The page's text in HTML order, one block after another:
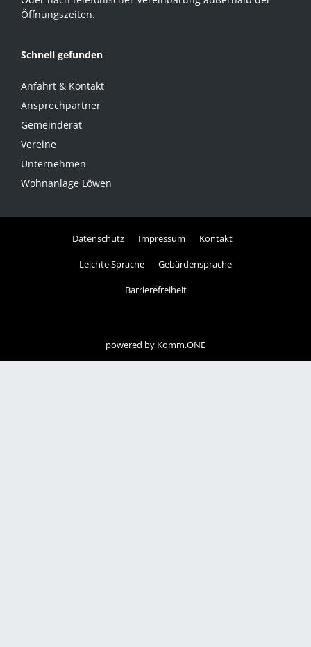
Öffnungszeiten.
Schnell gefunden
Anfahrt & Kontakt
Ansprechpartner
Gemeinderat
Vereine
Unternehmen
Wohnanlage Löwen
Datenschutz Impressum Kontakt
Leichte Sprache Gebärdensprache
Barrierefreiheit
powered by Komm.ONE